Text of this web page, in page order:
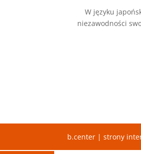
W języku
niezawodności
b.center | strony